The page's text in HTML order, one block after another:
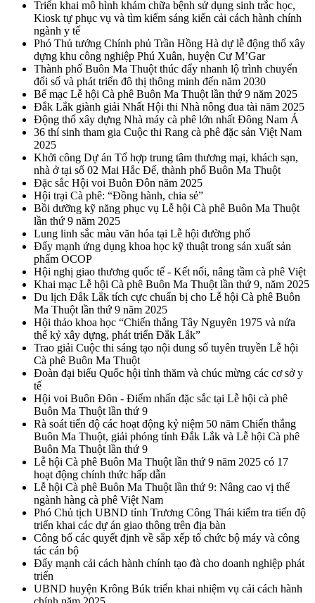
Triển khai mô hình khám chữa bệnh sử dụng sinh trắc học,
Kiosk tự phục vụ và tìm kiếm sáng kiến cải cách hành chính
ngành y tế
Phó Thủ tướng Chính phủ Trần Hồng Hà dự lễ động thổ xây
dựng khu công nghiệp Phú Xuân, huyện Cư M’Gar
Thành phố Buôn Ma Thuột thúc đẩy nhanh lộ trình chuyển
đổi số và phát triển đô thị thông minh đến năm 2030
Bế mạc Lễ hội Cà phê Buôn Ma Thuột lần thứ 9 năm 2025
Đắk Lắk giành giải Nhất Hội thi Nhà nông đua tài năm 2025
Động thổ xây dựng Nhà máy cà phê lớn nhất Đông Nam Á
36 thí sinh tham gia Cuộc thi Rang cà phê đặc sản Việt Nam
2025
Khởi công Dự án Tổ hợp trung tâm thương mại, khách sạn,
nhà ở tại số 02 Mai Hắc Đế, thành phố Buôn Ma Thuột
Đặc sắc Hội voi Buôn Đôn năm 2025
Hội trại Cà phê: “Đồng hành, chia sẻ”
Bồi dưỡng kỹ năng phục vụ Lễ hội Cà phê Buôn Ma Thuột
lần thứ 9 năm 2025
Lung linh sắc màu văn hóa tại Lễ hội đường phố
Đẩy mạnh ứng dụng khoa học kỹ thuật trong sản xuất sản
phẩm OCOP
Hội nghị giao thương quốc tế - Kết nối, nâng tầm cà phê Việt
Khai mạc Lễ hội Cà phê Buôn Ma Thuột lần thứ 9, năm 2025
Du lịch Đắk Lắk tích cực chuẩn bị cho Lễ hội Cà phê Buôn
Ma Thuột lần thứ 9 năm 2025
Hội thảo khoa học “Chiến thắng Tây Nguyên 1975 và nửa
thế kỷ xây dựng, phát triển Đắk Lắk”
Trao giải Cuộc thi sáng tạo nội dung số tuyên truyền Lễ hội
Cà phê Buôn Ma Thuột
Đoàn đại biểu Quốc hội tỉnh thăm và chúc mừng các cơ sở y
tế
Hội voi Buôn Đôn - Điểm nhấn đặc sắc tại Lễ hội cà phê
Buôn Ma Thuột lần thứ 9
Rà soát tiến độ các hoạt động kỷ niệm 50 năm Chiến thắng
Buôn Ma Thuột, giải phóng tỉnh Đắk Lắk và Lễ hội Cà phê
Buôn Ma Thuột lần thứ 9
Lễ hội Cà phê Buôn Ma Thuột lần thứ 9 năm 2025 có 17
hoạt động chính thức hấp dẫn
Lễ hội Cà phê Buôn Ma Thuột lần thứ 9: Nâng cao vị thế
ngành hàng cà phê Việt Nam
Phó Chủ tịch UBND tỉnh Trương Công Thái kiểm tra tiến độ
triển khai các dự án giao thông trên địa bàn
Công bố các quyết định về sắp xếp tổ chức bộ máy và công
tác cán bộ
Đẩy mạnh cải cách hành chính tạo đà cho doanh nghiệp phát
triển
UBND huyện Krông Búk triển khai nhiệm vụ cải cách hành